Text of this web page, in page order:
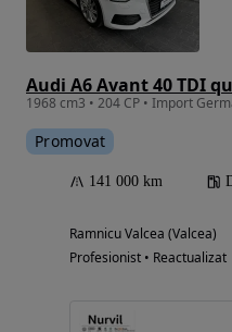
Audi A6 Avant 40 TDI
Promovat
141 000 km
Ramnicu Valcea (Valcea)
Profesionist • Reactualizat